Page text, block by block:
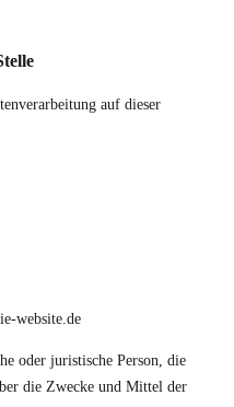
auf dieser
website.de
oder juristische Person, die
die Zwecke und Mittel der